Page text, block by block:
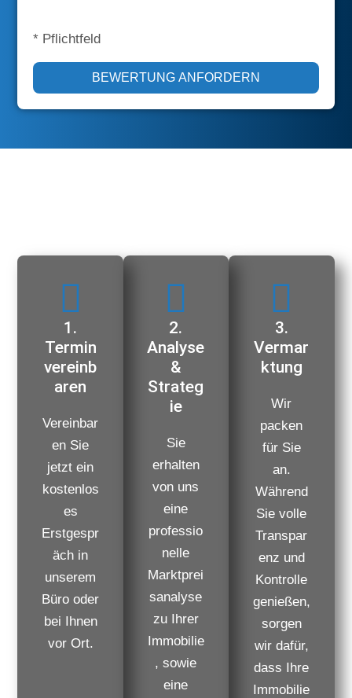
* Pflichtfeld
BEWERTUNG ANFORDERN
1.
Termin
vereinb
aren
Vereinbar
en Sie
jetzt ein
kostenlos
es
Erstgespr
äch in
unserem
Büro oder
bei Ihnen
vor Ort.
2.
Analyse
&
Strateg
ie
Sie
erhalten
von uns
eine
professio
nelle
Marktprei
sanalyse
zu Ihrer
Immobilie
, sowie
eine
3.
Vermar
ktung
Wir
packen
für Sie
an.
Während
Sie volle
Transpar
enz und
Kontrolle
genießen,
sorgen
wir dafür,
dass Ihre
Immobilie